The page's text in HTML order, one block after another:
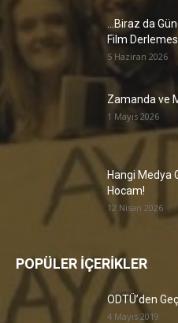
…Biraz da
Film
5 Haziran 2026
Zamanda ve
1 Mayıs 2026
Hangi Medya
Hocam!
12 Nisan 2026
POPÜLER İÇERİKLER
ODTÜ’den
4 Mayıs 2019